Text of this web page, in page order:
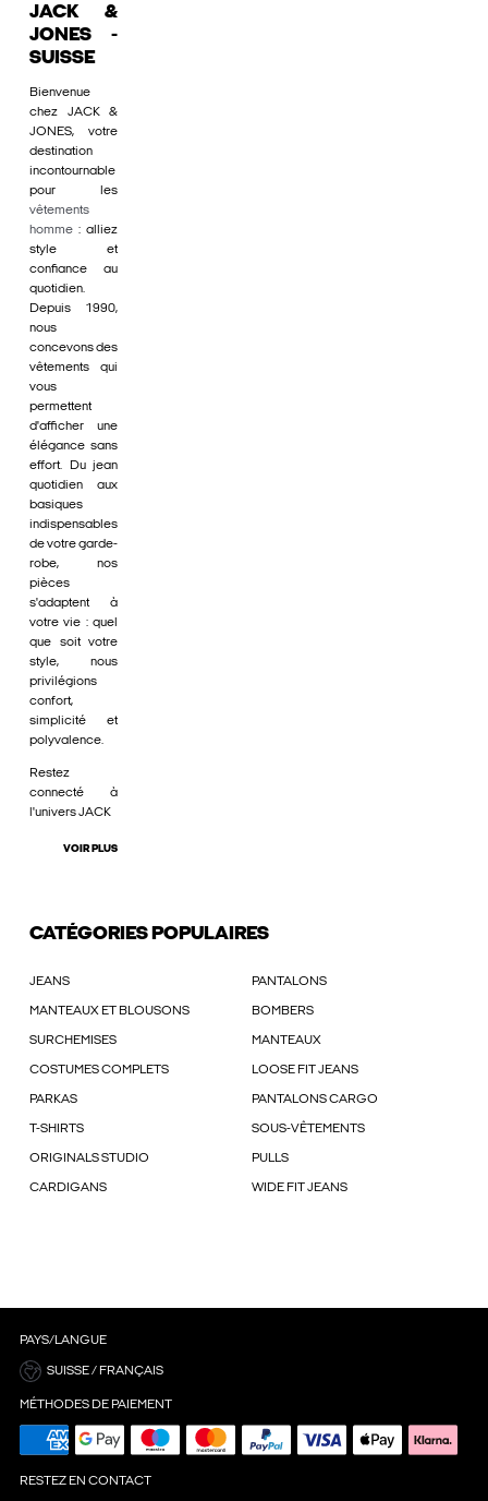
JACK &
JONES -
SUISSE
Bienvenue
chez JACK &
JONES, votre
destination
incontournable
pour les
vêtements
homme : alliez
style et
confiance au
quotidien.
Depuis 1990,
nous
concevons des
vêtements qui
vous
permettent
d'afficher une
élégance sans
effort. Du jean
quotidien aux
basiques
indispensables
de votre garde-
robe, nos
pièces
s'adaptent à
votre vie : quel
que soit votre
style, nous
privilégions
confort,
simplicité et
polyvalence.
Restez
connecté à
l'univers JACK
VOIR PLUS
CATÉGORIES POPULAIRES
JEANS PANTALONS
MANTEAUX ET BLOUSONS BOMBERS
SURCHEMISES MANTEAUX
COSTUMES COMPLETS LOOSE FIT JEANS
PARKAS PANTALONS CARGO
T-SHIRTS SOUS-VÊTEMENTS
ORIGINALS STUDIO PULLS
CARDIGANS WIDE FIT JEANS
PAYS/LANGUE
SUISSE / FRANÇAIS
MÉTHODES DE PAIEMENT
RESTEZ EN CONTACT